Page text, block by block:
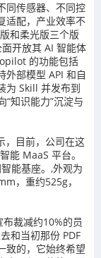
同传感器、不同控
适配，产业效率不
和柔光版三个版
开放其 AI 智能体
的功能包括
外部模型 API 和自
为 Skill 并发布到
“知识能力”沉淀与
，目前，公司在这
能 MaaS 平台。
能基座。,外观为
，重约525g，
裁减约10%的员
和当初那份 PDF
致的，它始终希望